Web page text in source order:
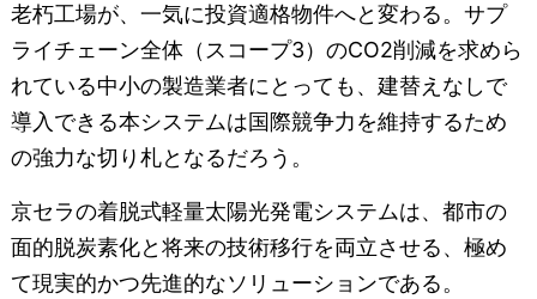
老朽工場が、一気に投資適格物件へと変わる。サプ
ライチェーン全体（スコープ3）のCO2削減を求めら
れている中小の製造業者にとっても、建替えなしで
導入できる本システムは国際競争力を維持するため
の強力な切り札となるだろう。
京セラの着脱式軽量太陽光発電システムは、都市の
面的脱炭素化と将来の技術移行を両立させる、極め
て現実的かつ先進的なソリューションである。